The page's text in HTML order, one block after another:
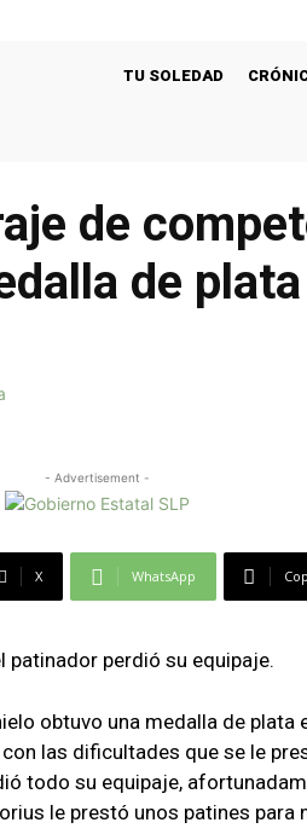
TU SOLEDAD
de
de plata
- Advertisement -
X WhatsApp
patinador perdió su equipaje.
obtuvo una medalla de plata
las dificultades que se le
todo su equipaje,
le prestó unos patines para